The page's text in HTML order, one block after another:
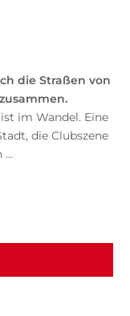
die Straßen von
im Wandel. Eine
die Clubszene